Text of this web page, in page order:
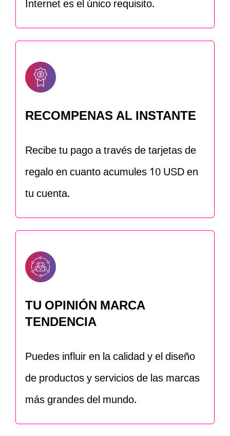
RECOMPENAS AL INSTANTE
Recibe tu pago a través de tarjetas de
regalo en cuanto acumules 10 USD en
tu cuenta.
TU OPINIÓN MARCA
TENDENCIA
Puedes influir en la calidad y el diseño
de productos y servicios de las marcas
más grandes del mundo.